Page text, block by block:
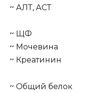
~ АЛТ, АСТ
~ ЩФ
~ Мочевина
~ Креатинин
~ Общий белок